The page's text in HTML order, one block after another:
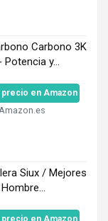
Carbono 3K
y...
precio en Amazon
Amazon.es
Siux / Mejores
precio en Amazon